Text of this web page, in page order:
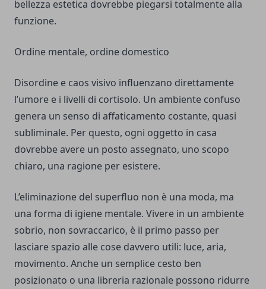
bellezza estetica dovrebbe piegarsi totalmente alla
funzione.
Ordine mentale, ordine domestico
Disordine e caos visivo influenzano direttamente
l’umore e i livelli di cortisolo. Un ambiente confuso
genera un senso di affaticamento costante, quasi
subliminale. Per questo, ogni oggetto in casa
dovrebbe avere un posto assegnato, uno scopo
chiaro, una ragione per esistere.
L’eliminazione del superfluo non è una moda, ma
una forma di igiene mentale. Vivere in un ambiente
sobrio, non sovraccarico, è il primo passo per
lasciare spazio alle cose davvero utili: luce, aria,
movimento. Anche un semplice cesto ben
posizionato o una libreria razionale possono ridurre